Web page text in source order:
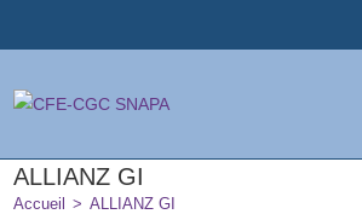
ALLIANZ GI
Accueil > ALLIANZ GI